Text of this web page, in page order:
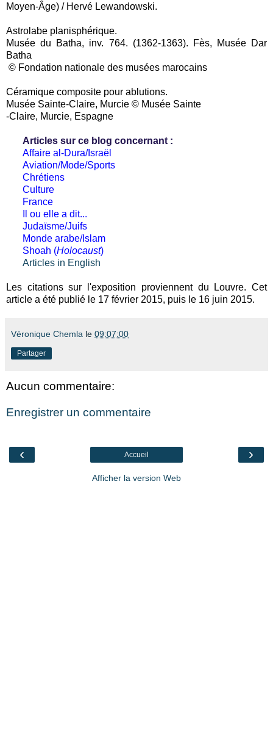
Moyen-Âge) / Hervé Lewandowski.
Astrolabe planisphérique.
Musée du Batha, inv. 764. (1362-1363). Fès, Musée Dar
Batha
© Fondation nationale des musées marocains
Céramique composite pour ablutions.
Musée Sainte-Claire, Murcie © Musée Sainte
-Claire, Murcie, Espagne
Articles sur ce blog concernant :
Affaire al-Dura/Israël
Aviation/Mode/Sports
Chrétiens
Culture
France
Il ou elle a dit...
Judaïsme/Juifs
Monde arabe/Islam
Shoah (Holocaust)
Articles in English
Les citations sur l'exposition proviennent du Louvre. Cet
article a été publié le 17 février 2015, puis le 16 juin 2015.
Véronique Chemla le 09:07:00
Partager
Aucun commentaire:
Enregistrer un commentaire
‹ ›
Accueil
Afficher la version Web